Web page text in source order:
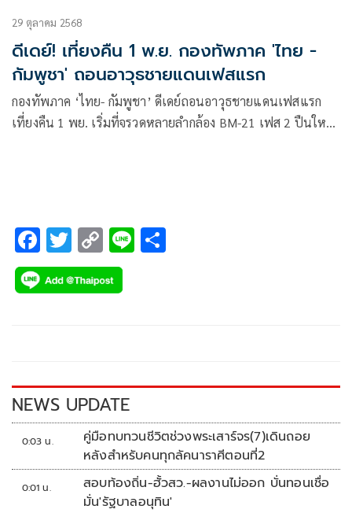
29 ตุลาคม 2568
ดีเดย์! เที่ยงคืน 1 พ.ย. กองทัพภาค 'ไทย -
กัมพูชา' ถอนอาวุธชายแดนเฟสแรก
กองทัพภาค ‘ไทย- กัมพูชา’ ดีเดย์ถอนอาวุธชายแดนเฟสแรก
เที่ยงคืน 1 พย. เริ่มที่จรวดหลายลำกล้อง BM-21 เฟส 2 ปืนใหญ่
F
ac
e
k
T
wi
tt
C
o
p
k
Li
NEWS UPDATE
0:03 น.
คู่มือทบทวนชีวิตช่วงพระเสาร์จร(7)เดินถอย
หลังสำหรับคนทุกลัคนาราศีตอนที่2
0:01 น.
สอบท้องถิ่น-ฮั้วสว.-ผลงานไม่ออก บั่นทอนเชื่อ
มั่น'รัฐบาลอนุทิน'